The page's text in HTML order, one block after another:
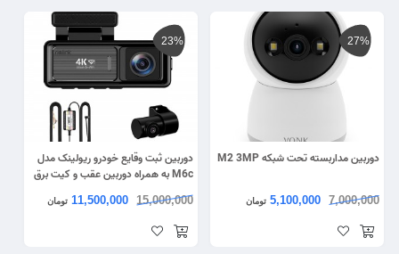
27%
دوربین مداربسته تحت شبکه M2 3MP
7,000,000
5,100,000 تومان
23%
دوربین ثبت وقایع خودرو ریولینک مدل
M6c به همراه دوربین عقب و کیت برق
مستقیم
15,000,000
11,500,000 تومان